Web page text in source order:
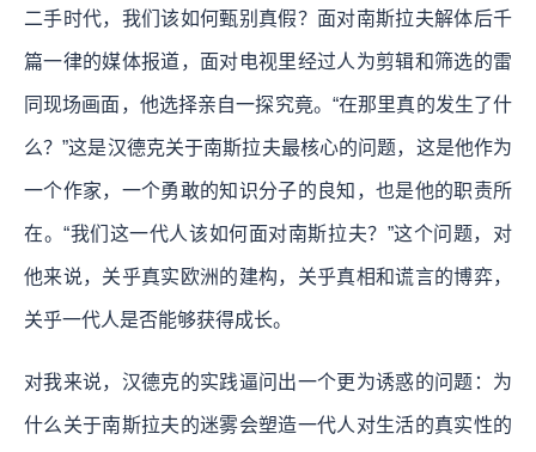
二手时代，我们该如何甄别真假？面对南斯拉夫解体后千
篇一律的媒体报道，面对电视里经过人为剪辑和筛选的雷
同现场画面，他选择亲自一探究竟。“在那里真的发生了什
么？”这是汉德克关于南斯拉夫最核心的问题，这是他作为
一个作家，一个勇敢的知识分子的良知，也是他的职责所
在。“我们这一代人该如何面对南斯拉夫？”这个问题，对
他来说，关乎真实欧洲的建构，关乎真相和谎言的博弈，
关乎一代人是否能够获得成长。
对我来说，汉德克的实践逼问出一个更为诱惑的问题：为
什么关于南斯拉夫的迷雾会塑造一代人对生活的真实性的